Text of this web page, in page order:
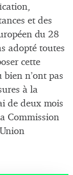
et des
du 28
adopté toutes
cette
n’ont pas
à la
de deux mois
Commission